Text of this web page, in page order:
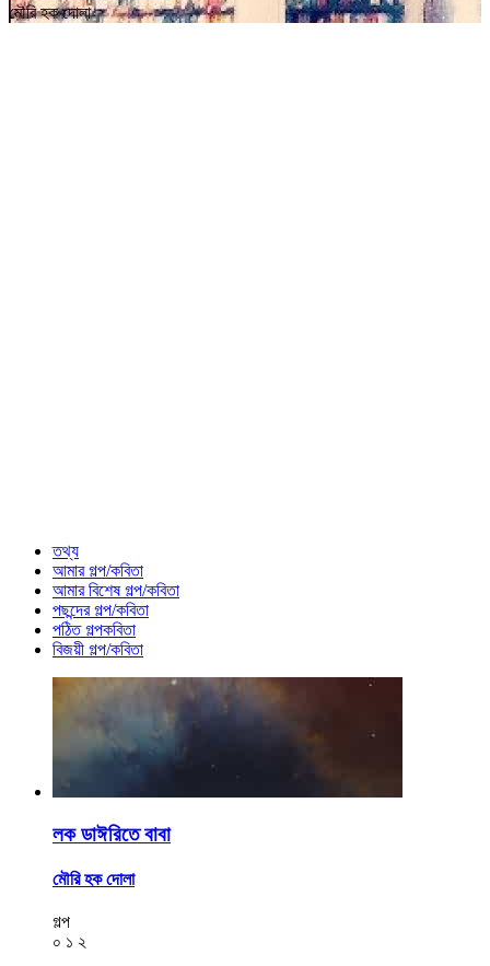
মৌরি হক দোলা
তথ্য
আমার গল্প/কবিতা
আমার বিশেষ গল্প/কবিতা
পছন্দের গল্প/কবিতা
পঠিত গল্পকবিতা
বিজয়ী গল্প/কবিতা
লক ডাঈরিতে বাবা
মৌরি হক দোলা
গল্প
০ ১ ২